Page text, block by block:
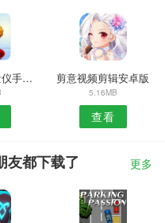
GPS海拔测量仪手机版 剪意视频剪辑安卓版
5.16MB
查看
友都下载了 更多